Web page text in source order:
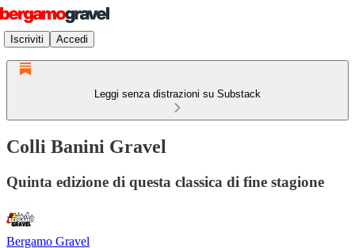
Iscriviti Accedi
Leggi senza distrazioni su Substack
Colli Banini Gravel
Quinta edizione di questa classica di fine stagione
Bergamo Gravel